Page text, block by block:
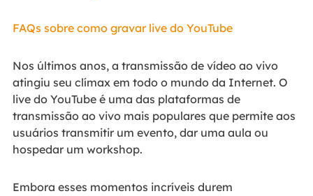
FAQs sobre como gravar live do YouTube
Nos últimos anos, a transmissão de vídeo ao vivo
atingiu seu clímax em todo o mundo da Internet. O
live do YouTube é uma das plataformas de
transmissão ao vivo mais populares que permite aos
usuários transmitir um evento, dar uma aula ou
hospedar um workshop.
Embora esses momentos incríveis durem